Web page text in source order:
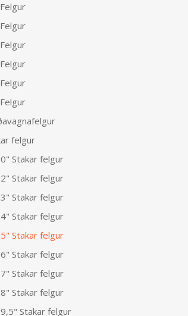
felgur
Stakar felgur
Stakar felgur
Stakar felgur
Stakar felgur
Stakar felgur
Stakar felgur
Stakar felgur
Stakar felgur
Stakar felgur